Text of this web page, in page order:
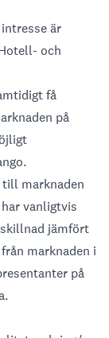
är
och
få
på
marknaden
vanligtvis
jämfört
marknaden i
på